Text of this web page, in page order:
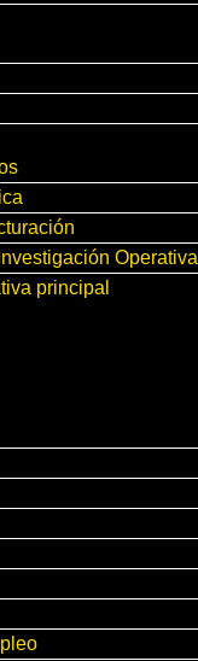
Operativa
principal